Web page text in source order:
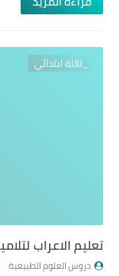
_ثالثة ابتدائي
تعليم الاعراب
دروس العلوم الطبيعية